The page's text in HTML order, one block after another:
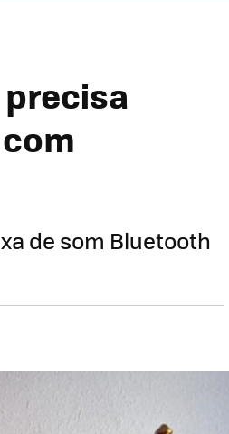
precisa
de som Bluetooth